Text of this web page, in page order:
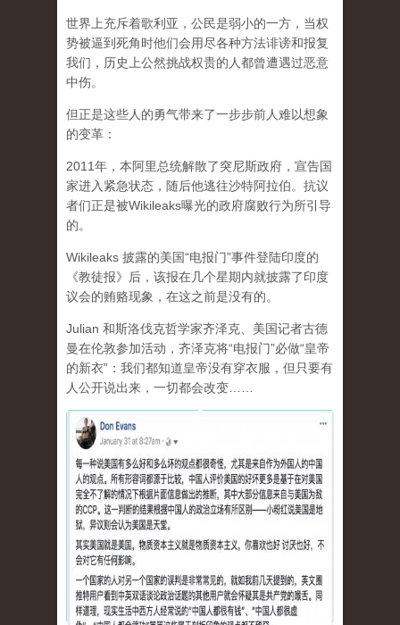
世界上充斥着歌利亚，公民是弱小的一方，当权
势被逼到死角时他们会用尽各种方法诽谤和报复
我们，历史上公然挑战权贵的人都曾遭遇过恶意
中伤。
但正是这些人的勇气带来了一步步前人难以想象
的变革：
2011年，本阿里总统解散了突尼斯政府，宣告国
家进入紧急状态，随后他逃往沙特阿拉伯。抗议
者们正是被Wikileaks曝光的政府腐败行为所引导
的。
Wikileaks 披露的美国“电报门”事件登陆印度的
《教徒报》后，该报在几个星期内就披露了印度
议会的贿赂现象，在这之前是没有的。
Julian 和斯洛伐克哲学家齐泽克、美国记者古德
曼在伦敦参加活动，齐泽克将“电报门”必做“皇帝
的新衣”：我们都知道皇帝没有穿衣服，但只要有
人公开说出来，一切都会改变……